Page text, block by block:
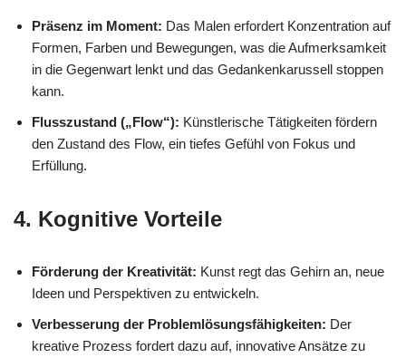
Präsenz im Moment: Das Malen erfordert Konzentration auf
Formen, Farben und Bewegungen, was die Aufmerksamkeit
in die Gegenwart lenkt und das Gedankenkarussell stoppen
kann.
Flusszustand („Flow“): Künstlerische Tätigkeiten fördern
den Zustand des Flow, ein tiefes Gefühl von Fokus und
Erfüllung.
4. Kognitive Vorteile
Förderung der Kreativität: Kunst regt das Gehirn an, neue
Ideen und Perspektiven zu entwickeln.
Verbesserung der Problemlösungsfähigkeiten: Der
kreative Prozess fordert dazu auf, innovative Ansätze zu